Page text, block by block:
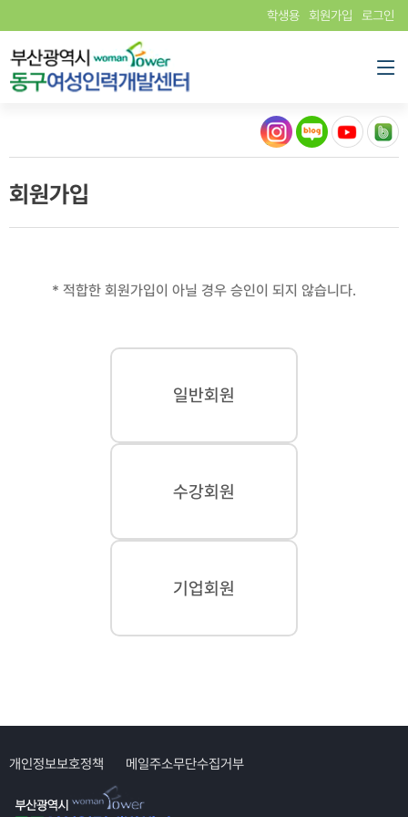
학생용 회원가입 로그인
회원가입
* 적합한 회원가입이 아닐 경우 승인이 되지 않습니다.
일반회원
수강회원
기업회원
개인정보보호정책 메일주소무단수집거부